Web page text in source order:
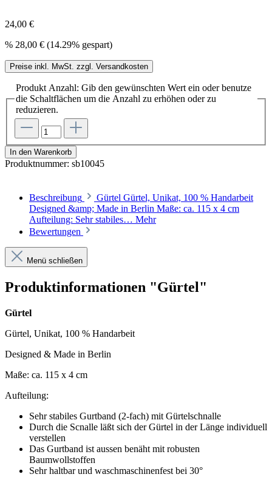
24,00 €
% 28,00 € (14.29% gespart)
Preise inkl. MwSt. zzgl. Versandkosten
Produkt Anzahl: Gib den gewünschten Wert ein oder benutze
die Schaltflächen um die Anzahl zu erhöhen oder zu
reduzieren.
In den Warenkorb
Produktnummer: sb10045
Beschreibung
Gürtel Gürtel, Unikat, 100 % Handarbeit
Designed &amp; Made in Berlin Maße: ca. 115 x 4 cm
Aufteilung: Sehr stabiles… Mehr
Bewertungen
Menü schließen
Produktinformationen "Gürtel"
Gürtel
Gürtel, Unikat, 100 % Handarbeit
Designed & Made in Berlin
Maße: ca. 115 x 4 cm
Aufteilung:
Sehr stabiles Gurtband (2-fach) mit Gürtelschnalle
Durch die Scnalle läßt sich der Gürtel in der Länge individuell
verstellen
Das Gurtband ist aussen benäht mit robusten
Baumwollstoffen
Sehr haltbar und waschmaschinenfest bei 30°